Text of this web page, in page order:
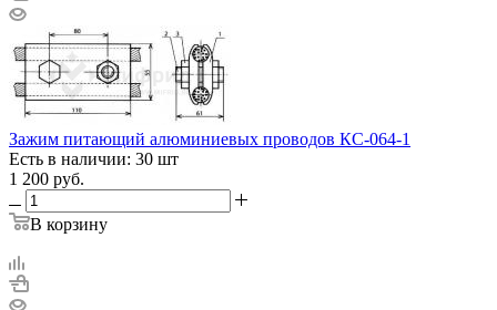
Зажим питающий алюминиевых проводов КС-064-1
Есть в наличии: 30 шт
1 200 руб.
В корзину